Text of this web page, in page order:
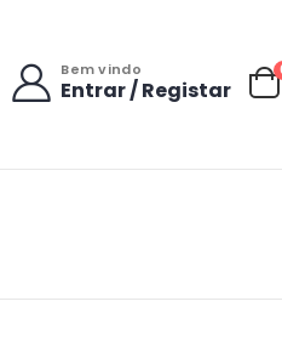
Bem vindo
Entrar / Registar